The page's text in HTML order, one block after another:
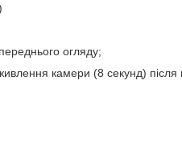
огляду;
камери (8 секунд)